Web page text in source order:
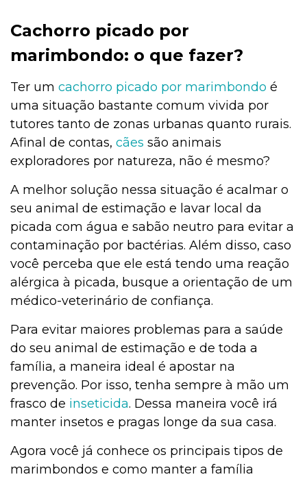
Cachorro picado por
marimbondo: o que fazer?
Ter um cachorro picado por marimbondo é
uma situação bastante comum vivida por
tutores tanto de zonas urbanas quanto rurais.
Afinal de contas, cães são animais
exploradores por natureza, não é mesmo?
A melhor solução nessa situação é acalmar o
seu animal de estimação e lavar local da
picada com água e sabão neutro para evitar a
contaminação por bactérias. Além disso, caso
você perceba que ele está tendo uma reação
alérgica à picada, busque a orientação de um
médico-veterinário de confiança.
Para evitar maiores problemas para a saúde
do seu animal de estimação e de toda a
família, a maneira ideal é apostar na
prevenção. Por isso, tenha sempre à mão um
frasco de inseticida. Dessa maneira você irá
manter insetos e pragas longe da sua casa.
Agora você já conhece os principais tipos de
marimbondos e como manter a família